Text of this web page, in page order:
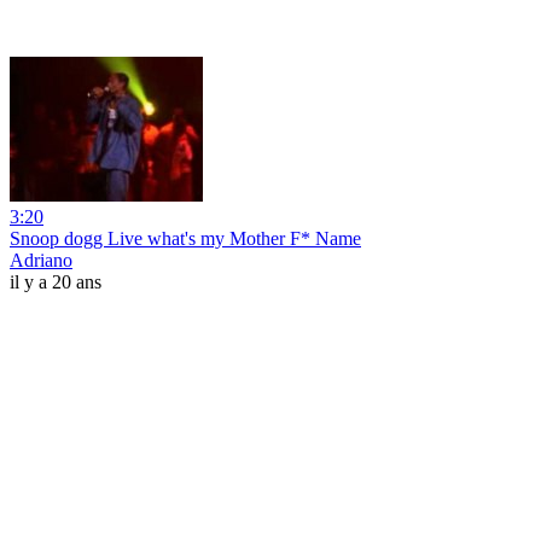
3:20
Snoop dogg Live what's my Mother F* Name
Adriano
il y a 20 ans